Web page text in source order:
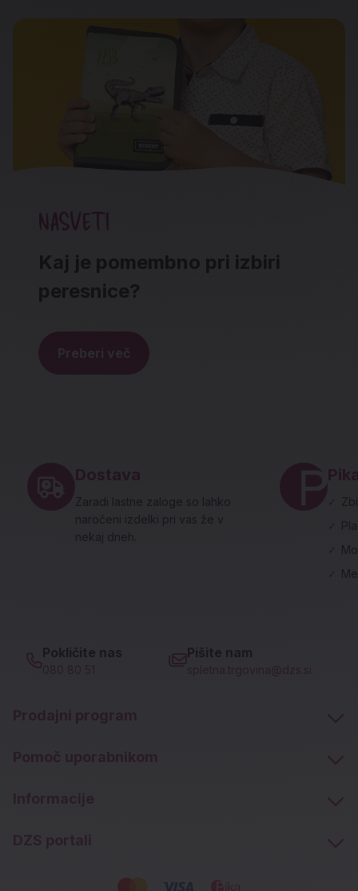
NASVETI
Kaj je pomembno pri izbiri
peresnice?
Preberi več
Dostava
Zaradi lastne zaloge so lahko
naročeni izdelki pri vas že v
nekaj dneh.
Pokličite nas
080 80 51
Pišite nam
spletna.trgovina@dzs.si
Prodajni program
Pomoč uporabnikom
Informacije
DZS portali